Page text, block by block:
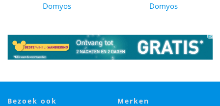
Domyos
Domyos
bezoek ook merken